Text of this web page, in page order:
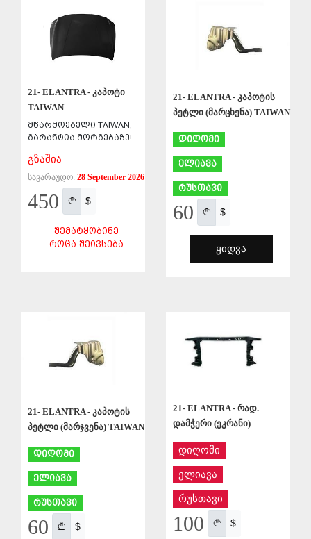
21- ELANTRA - კაპოტი
TAIWAN
მწარმოებელი TAIWAN,
გარანტია მორგებაზე!
გზაშია
სავარაუდო: 28 September 2026
450 $
ᲨᲔᲛᲐᲢᲧᲝᲑᲘᲜᲔ
ᲠᲝᲪᲐ ᲨᲔᲘᲕᲡᲔᲑᲐ
21- ELANTRA - კაპოტის
პეტლი (მარცხენა) TAIWAN
დიღომი
ელიავა
რუსთავი
60 $
ᲧᲘᲓᲕᲐ
21- ELANTRA - კაპოტის
პეტლი (მარჯვენა) TAIWAN
დიღომი
ელიავა
რუსთავი
60 $
21- ELANTRA - რად.
დამჭერი (ეკრანი)
დიღომი
ელიავა
რუსთავი
100 $